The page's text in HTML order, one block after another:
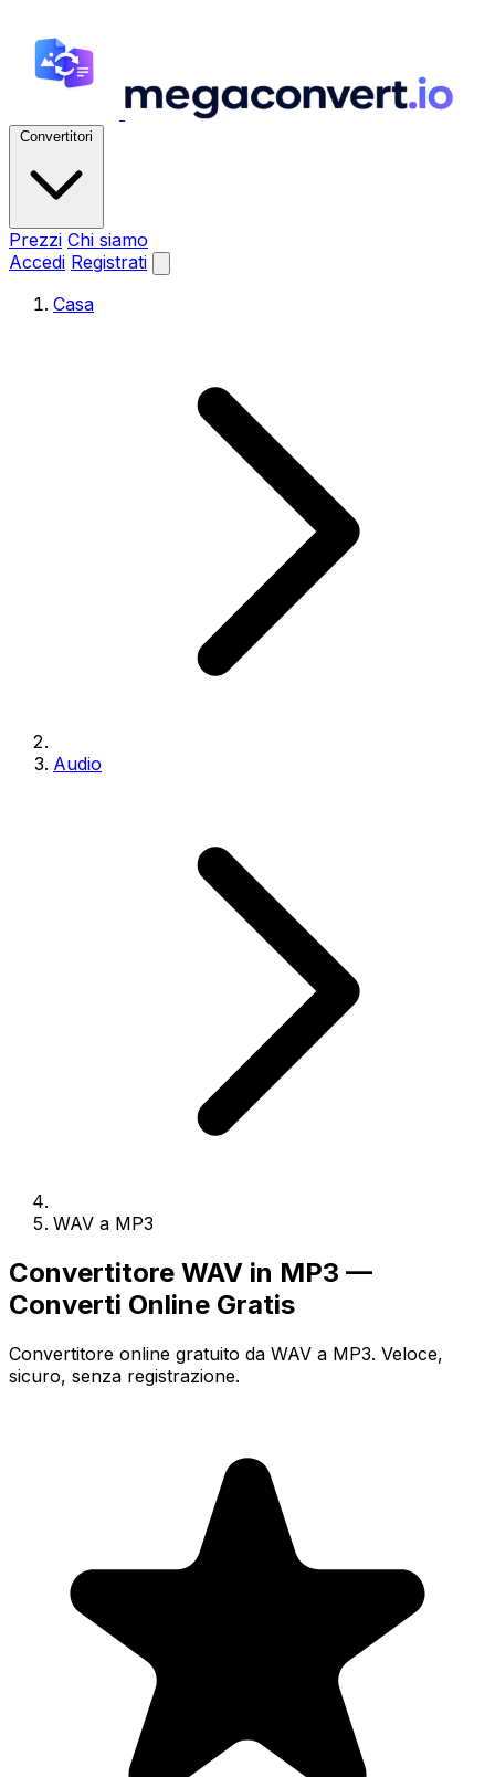
Convertitori
Prezzi Chi siamo
Accedi Registrati
Casa
Audio
WAV a MP3
Convertitore WAV in MP3 —
Converti Online Gratis
Convertitore online gratuito da WAV a MP3. Veloce,
sicuro, senza registrazione.